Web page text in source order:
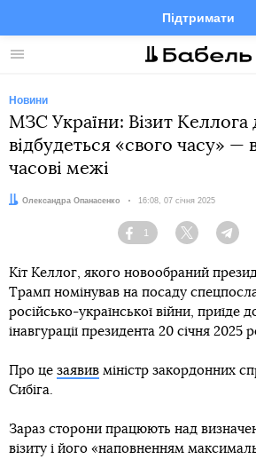
Меню
Підтримати
FacebookTelegram
Новини
МЗС України: Візит Келлога
відбудеться «свого часу» —
часові межі
Автор:
Олександра Опанасенко Дата:
16:08, 07 січня 2025
Facebook
1
Twitter
Кіт Келлог, якого новообраний
Трамп номінував на посаду
російсько-української війни, приїде
інавгурації президента 20 січня 2025
Про це заявив міністр закордонних
Сибіга.
Зараз сторони працюють над
візиту і його «наповненням